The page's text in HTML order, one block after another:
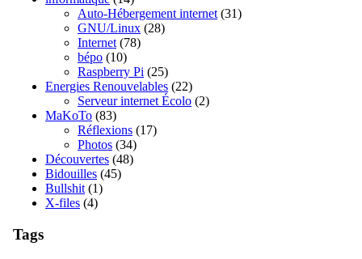
Auto-Hébergement internet (31)
GNU/Linux (28)
Internet (78)
bépo (10)
Raspberry Pi (25)
Energies Renouvelables (22)
Serveur internet Écolo (2)
MaKoTo (83)
Réflexions (17)
Photos (34)
Découvertes (48)
Bidouilles (45)
Bullshit (1)
X-files (4)
Tags